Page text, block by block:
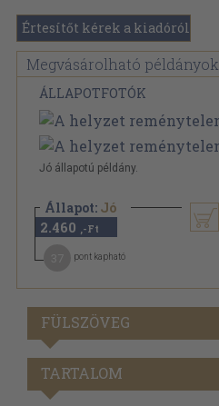
Értesítőt kérek a kiadóról
Megvásárolható példányok
ÁLLAPOTFOTÓK
Jó állapotú példány.
Állapot: Jó
2.460 ,-Ft
pont kapható
FÜLSZÖVEG
TARTALOM